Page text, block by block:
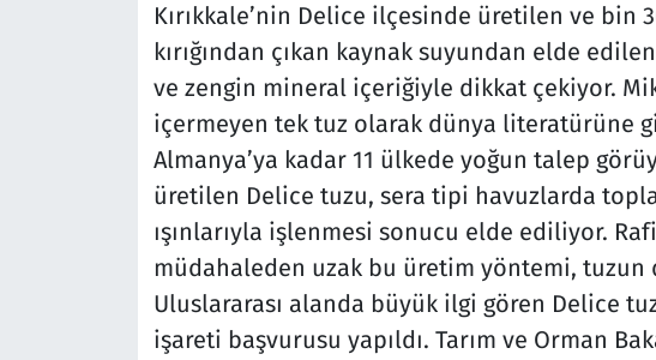
Kırıkkale’nin Delice ilçesinde üretilen ve bin
kırığından çıkan kaynak suyundan elde
ve zengin mineral içeriğiyle dikkat çekiyor.
içermeyen tek tuz olarak dünya literatürüne
Almanya’ya kadar 11 ülkede yoğun talep
üretilen Delice tuzu, sera tipi havuzlarda
ışınlarıyla işlenmesi sonucu elde ediliyor.
müdahaleden uzak bu üretim yöntemi, tuzun
Uluslararası alanda büyük ilgi gören Delice
işareti başvurusu yapıldı. Tarım ve Orman